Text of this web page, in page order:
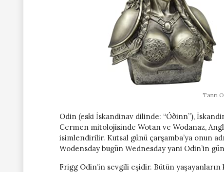
Tanrı
Odin (eski İskandinav dilinde: “Óðinn”),
Cermen mitolojisinde Wotan ve Wodanaz,
isimlendirilir. Kutsal günü çarşamba’ya onun
Wodensday bugün Wednesday yani Odin’in
Frigg Odin’in sevgili eşidir. Bütün